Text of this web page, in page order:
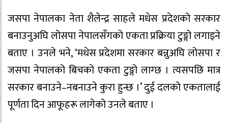
जसपा नेपालका नेता शैलेन्द्र साहले मधेस प्रदेशको सरकार
बनाउनुअघि लोसपा नेपालसँगको एकता प्रक्रिया टुङ्गो लगाइने
बताए । उनले भने, ‘मधेस प्रदेशमा सरकार बन्नुअघि लोसपा र
जसपा नेपालको बिचको एकता टुङ्गो लाग्छ । त्यसपछि मात्र
सरकार बनाउने–नबनाउने कुरा हुन्छ ।’ दुई दलको एकतालाई
पूर्णता दिन आफूहरू लागेको उनले बताए ।